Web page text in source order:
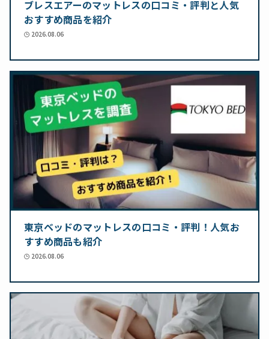
ブレスエアーのマットレスの口コミ・評判と人気
おすすめ商品を紹介
2026.08.06
東京ベッドのマットレスの口コミ・評判！人気お
すすめ商品も紹介
2026.08.06